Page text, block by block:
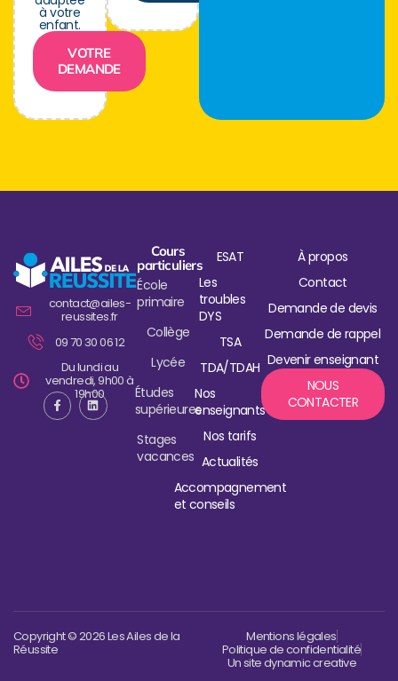
à votre
enfant.
VOTRE
DEMANDE
contact@ailes-
reussites.fr
09 70 30 06 12
Du lundi au
vendredi, 9h00 à
19h00
Cours
particuliers
École
primaire
Collège
Lycée
Études
supérieures
Stages
vacances
ESAT
Les
troubles
DYS
TSA
TDA/TDAH
Nos
enseignants
Nos tarifs
Actualités
Accompagnement
et conseils
À propos
Contact
Demande de devis
Demande de rappel
Devenir enseignant
NOUS
CONTACTER
Copyright © 2026 Les Ailes de la
Réussite
Mentions légales
Politique de confidentialité
Un site dynamic creative